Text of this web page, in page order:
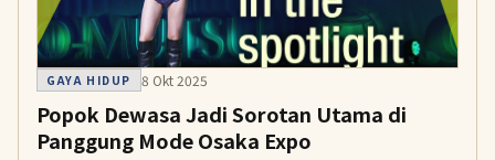
GAYA HIDUP 8 Okt 2025
Popok Dewasa Jadi Sorotan Utama di
Panggung Mode Osaka Expo